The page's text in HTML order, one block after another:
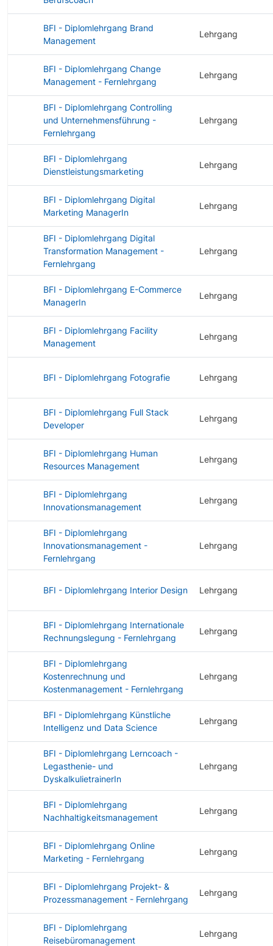
BFI - Diplomlehrgang Brand
Management
Lehrgang
BFI - Diplomlehrgang Change
Management - Fernlehrgang
Lehrgang
BFI - Diplomlehrgang Controlling
und Unternehmensführung -
Fernlehrgang
Lehrgang
BFI - Diplomlehrgang
Dienstleistungsmarketing
Lehrgang
BFI - Diplomlehrgang Digital
Marketing ManagerIn
Lehrgang
BFI - Diplomlehrgang Digital
Transformation Management -
Fernlehrgang
Lehrgang
BFI - Diplomlehrgang E-Commerce
ManagerIn
Lehrgang
BFI - Diplomlehrgang Facility
Management
Lehrgang
BFI - Diplomlehrgang Fotografie Lehrgang
BFI - Diplomlehrgang Full Stack
Developer
Lehrgang
BFI - Diplomlehrgang Human
Resources Management
Lehrgang
BFI - Diplomlehrgang
Innovationsmanagement
Lehrgang
BFI - Diplomlehrgang
Innovationsmanagement -
Fernlehrgang
Lehrgang
BFI - Diplomlehrgang Interior Design Lehrgang
BFI - Diplomlehrgang Internationale
Rechnungslegung - Fernlehrgang
Lehrgang
BFI - Diplomlehrgang
Kostenrechnung und
Kostenmanagement - Fernlehrgang
Lehrgang
BFI - Diplomlehrgang Künstliche
Intelligenz und Data Science
Lehrgang
BFI - Diplomlehrgang Lerncoach -
Legasthenie- und
DyskalkulietrainerIn
Lehrgang
BFI - Diplomlehrgang
Nachhaltigkeitsmanagement
Lehrgang
BFI - Diplomlehrgang Online
Marketing - Fernlehrgang
Lehrgang
BFI - Diplomlehrgang Projekt- &
Prozessmanagement - Fernlehrgang
Lehrgang
BFI - Diplomlehrgang
Reisebüromanagement
Lehrgang